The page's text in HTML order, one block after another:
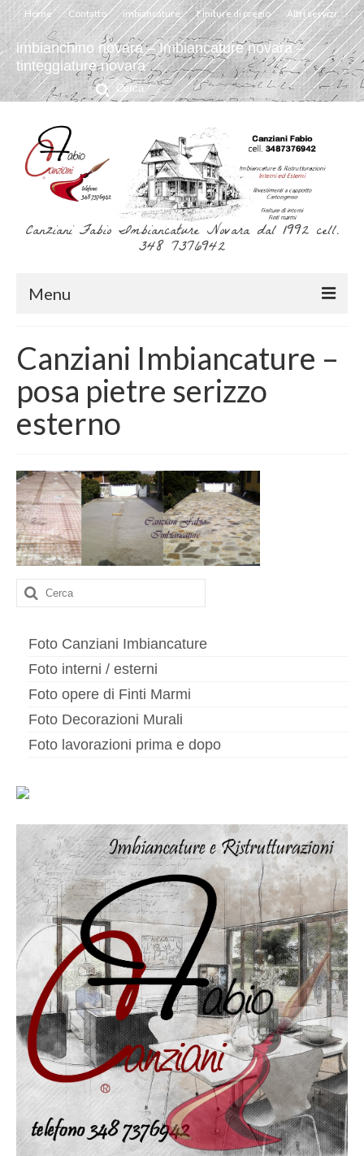
Home Contatto imbiancature Finiture di pregio Altri servizi
imbianchino novara – Imbiancature novara –
tinteggiature novara
Cerca:
Canziani Fabio Imbiancature Novara dal 1992 cell.
348 7376942
Menu
Contatto
imbiancature
Interni
Esterni
Cappotti
Finiture di pregio
Decorazioni murali
Finti marmi
Stucchi
Murales
Altri servizi
Posa pavimento laminato
Muratura
Canziani Imbiancature –
posa pietre serizzo
esterno
Cerca:
Foto Canziani Imbiancature
Foto interni / esterni
Foto opere di Finti Marmi
Foto Decorazioni Murali
Foto lavorazioni prima e dopo